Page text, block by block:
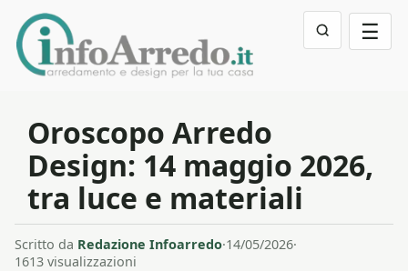
☰
Oroscopo Arredo
Design: 14 maggio 2026,
tra luce e materiali
Scritto da Redazione Infoarredo·14/05/2026·
1613 visualizzazioni